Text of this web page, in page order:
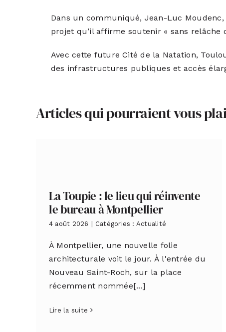
Dans un communiqué, Jean-Luc
projet qu’il affirme soutenir « sans relâche
Avec cette future Cité de la Natation,
des infrastructures publiques et accès
Articles qui pourraient vous
La Toupie : le lieu qui réinvente
le bureau à Montpellier
4 août 2026 Catégories : Actualité
À Montpellier, une nouvelle folie
architecturale voit le jour. À l'entrée du
Nouveau Saint-Roch, sur la place
récemment nommée[...]
Lire la suite